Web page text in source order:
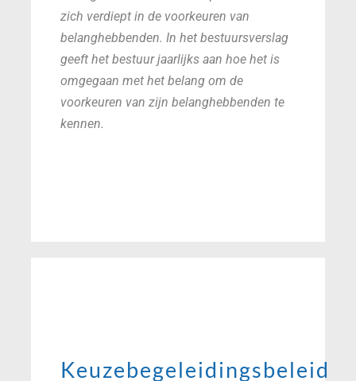
zich verdiept in de voorkeuren van
belanghebbenden. In het bestuursverslag
geeft het bestuur jaarlijks aan hoe het is
omgegaan met het belang om de
voorkeuren van zijn belanghebbenden te
kennen.
Keuzebegeleidingsbeleid